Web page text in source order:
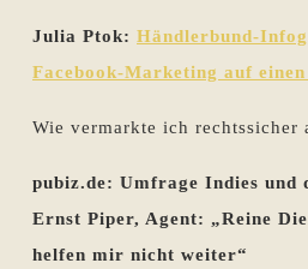
Julia Ptok: Händlerbund-
Facebook-Marketing auf
Wie vermarkte ich rechtssicher
pubiz.de: Umfrage Indies
Ernst Piper, Agent: „Reine
helfen mir nicht weiter“